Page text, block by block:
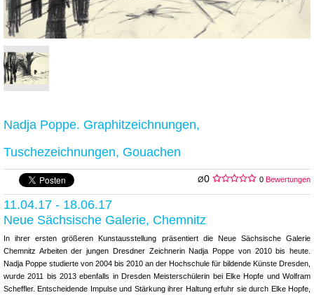
Nadja Poppe. Graphitzeichnungen,
Tuschezeichnungen, Gouachen
Ø0 0 Bewertungen
11.04.17 - 18.06.17
Neue Sächsische Galerie, Chemnitz
In ihrer ersten größeren Kunstausstellung präsentiert die Neue Sächsische Galerie
Chemnitz Arbeiten der jungen Dresdner Zeichnerin Nadja Poppe von 2010 bis heute.
Nadja Poppe studierte von 2004 bis 2010 an der Hochschule für bildende Künste Dresden,
wurde 2011 bis 2013 ebenfalls in Dresden Meisterschülerin bei Elke Hopfe und Wolfram
Scheffler. Entscheidende Impulse und Stärkung ihrer Haltung erfuhr sie durch Elke Hopfe,